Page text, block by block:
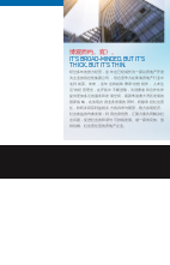
博观而约。窕》。
IT'S BROAD-MINDED, BUT IT'S
THICK, BUT IT'S THIN.
经过多年的努力经营，金年会已经成长为一家以房地产开发
为主业的综合性集团公司，综合竟争力在珠海房地产行业中
名列前茅。未来，金年会将始终秉承“自然相伴，人本生
活”的经营理念，在开拓中不断进取，为消费者和合作伙伴
提供更加多元的服务和发展空间，紧跟粤港澳大湾区发展的
国家战略，在实现自身业务发展的同时，积极承担社会责
任，聆听并回应利益相关方的诉求与期望，致力实现经济、
社会效益的均衡发展；利用自身优势，汇聚力量共同解决社
会问题，促进社会的和谐与可持续发展。做一家有良知、值
得信赖、社会责任型的房地产企业。